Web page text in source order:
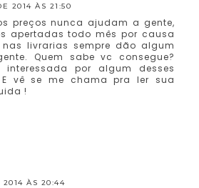
2014 ÀS 21:50
preços nunca ajudam a gente,
apertadas todo mês por causa
livrarias sempre dão algum
Quem sabe vc consegue?
interessada por algum desses
vê se me chama pra ler sua
!
ÀS 20:44